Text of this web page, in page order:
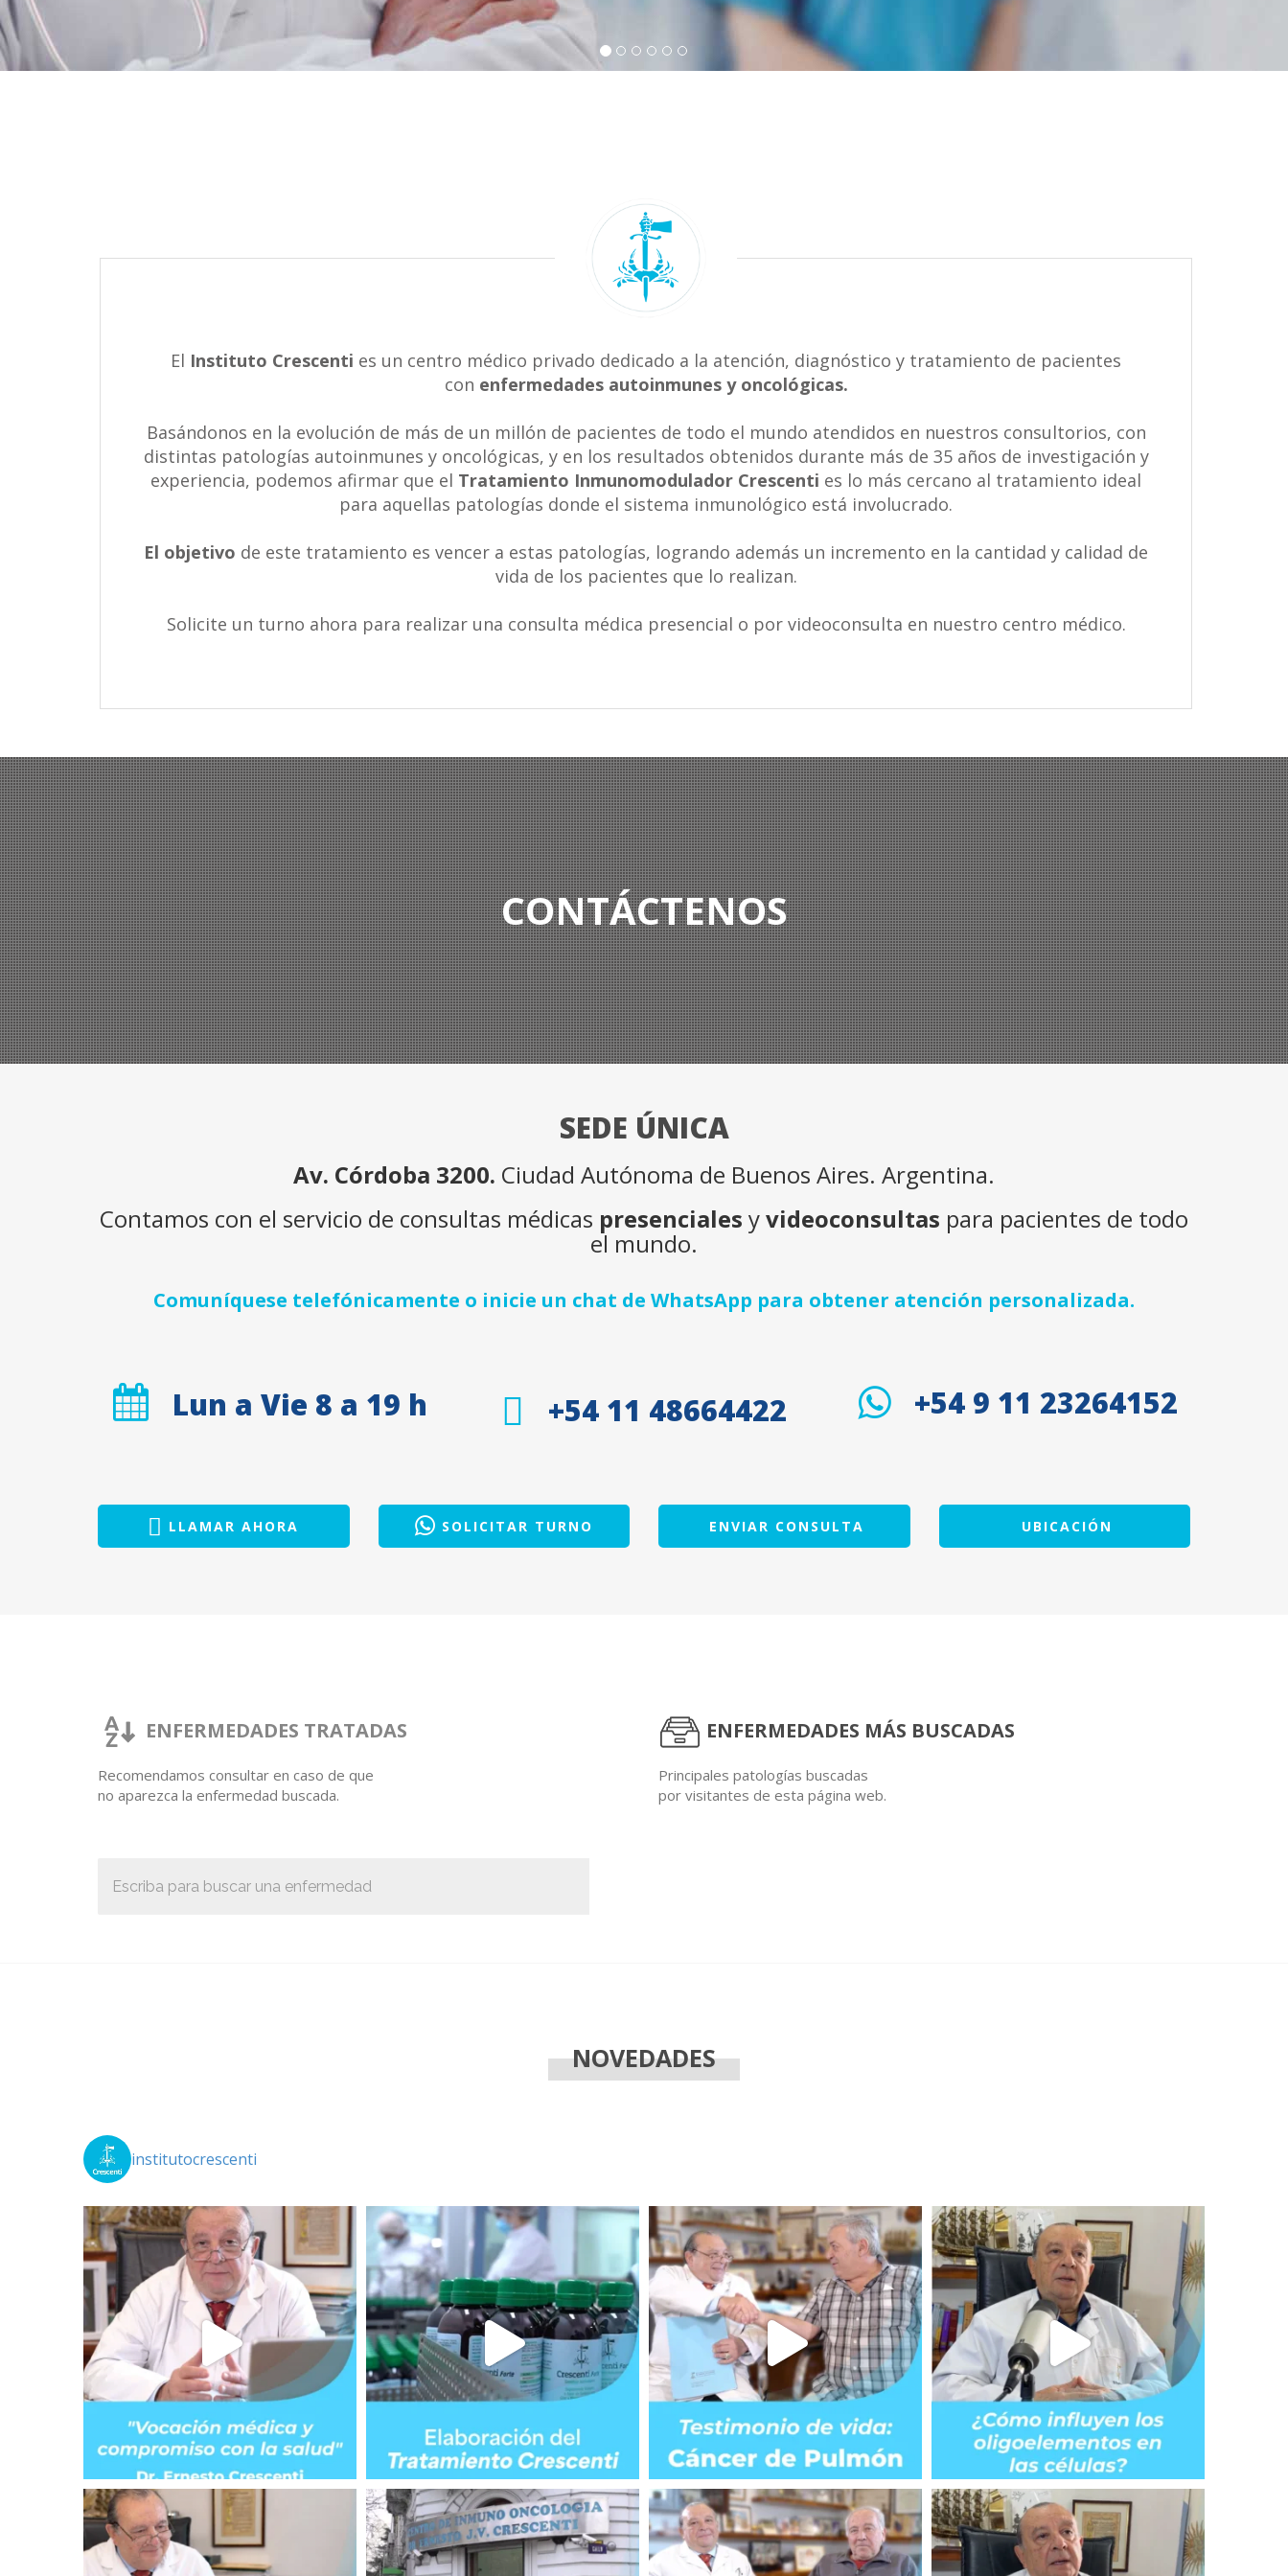
El Instituto Crescenti es un centro médico privado dedicado a la atención, diagnóstico y tratamiento de pacientes
con enfermedades autoinmunes y oncológicas.
Basándonos en la evolución de más de un millón de pacientes de todo el mundo atendidos en nuestros consultorios, con
distintas patologías autoinmunes y oncológicas, y en los resultados obtenidos durante más de 35 años de investigación y
experiencia, podemos afirmar que el Tratamiento Inmunomodulador Crescenti es lo más cercano al tratamiento ideal
para aquellas patologías donde el sistema inmunológico está involucrado.
El objetivo de este tratamiento es vencer a estas patologías, logrando además un incremento en la cantidad y calidad de
vida de los pacientes que lo realizan.
Solicite un turno ahora para realizar una consulta médica presencial o por videoconsulta en nuestro centro médico.
CONTÁCTENOS
SEDE ÚNICA
Av. Córdoba 3200. Ciudad Autónoma de Buenos Aires. Argentina.
Contamos con el servicio de consultas médicas presenciales yvideoconsultas para pacientes de todo
el mundo.
Comuníquese telefónicamente o inicie un chat de WhatsApp para obtener atención personalizada.
Lun a Vie 8 a 19 h +54 11 48664422 +54 9 11 23264152
LLAMAR AHORA SOLICITAR TURNO ENVIAR CONSULTA UBICACIÓN
ENFERMEDADES TRATADAS
Recomendamos consultar en caso de que
no aparezca la enfermedad buscada.
ENFERMEDADES MÁS BUSCADAS
Principales patologías buscadas
por visitantes de esta página web.
NOVEDADES
institutocrescenti